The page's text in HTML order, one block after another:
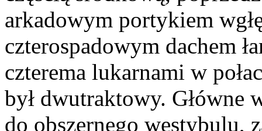
arkadowym portykiem
czterospadowym dachem
czterema lukarnami w
był dwutraktowy. Główne
do obszernego westybulu,